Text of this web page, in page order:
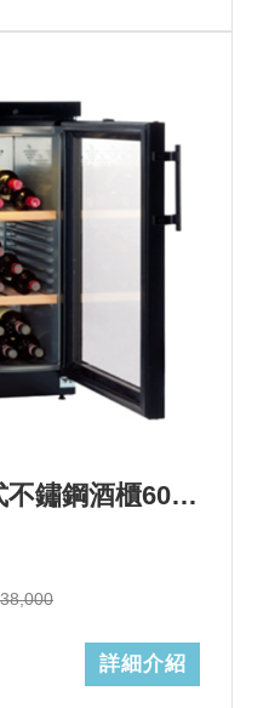
利勃單溫區獨立式不鏽鋼酒櫃60瓶>型號：WKb 1712+基本安裝
詳細介紹